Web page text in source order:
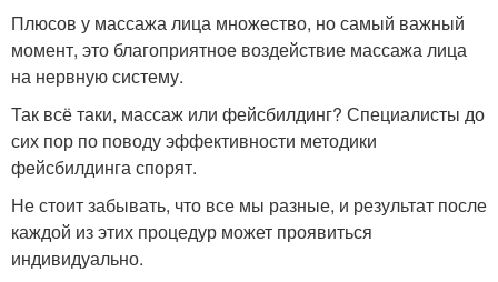
Плюсов у массажа лица множество, но самый важный
момент, это благоприятное воздействие массажа лица
на нервную систему.
Так всё таки, массаж или фейсбилдинг? Специалисты до
сих пор по поводу эффективности методики
фейсбилдинга спорят.
Не стоит забывать, что все мы разные, и результат после
каждой из этих процедур может проявиться
индивидуально.